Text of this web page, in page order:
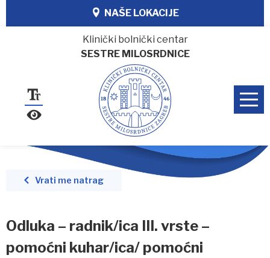
NAŠE LOKACIJE
Klinički bolnički centar
SESTRE MILOSRDNICE
Vrati me natrag
Odluka – radnik/ica III. vrste –
pomoćni kuhar/ica/ pomoćni